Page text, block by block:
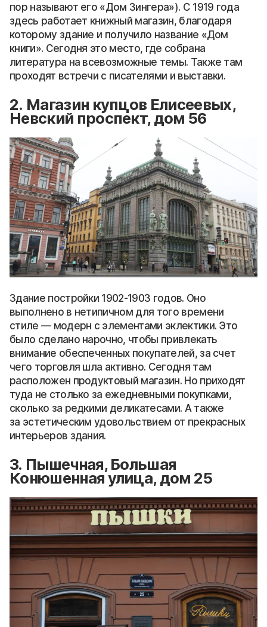
пор называют его «Дом Зингера»). С 1919 года
здесь работает книжный магазин, благодаря
которому здание и получило название «Дом
книги». Сегодня это место, где собрана
литература на всевозможные темы. Также там
проходят встречи с писателями и выставки.
2. Магазин купцов Елисеевых,
Невский проспект, дом 56
Здание постройки 1902-1903 годов. Оно
выполнено в нетипичном для того времени
стиле — модерн с элементами эклектики. Это
было сделано нарочно, чтобы привлекать
внимание обеспеченных покупателей, за счет
чего торговля шла активно. Сегодня там
расположен продуктовый магазин. Но приходят
туда не столько за ежедневными покупками,
сколько за редкими деликатесами. А также
за эстетическим удовольствием от прекрасных
интерьеров здания.
3. Пышечная, Большая
Конюшенная улица, дом 25